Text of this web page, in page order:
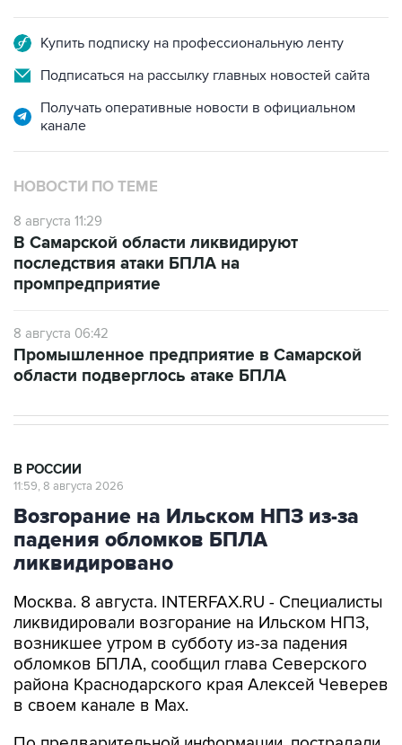
Подписаться на рассылку главных новостей сайта
Получать оперативные новости в официальном
НОВОСТИ ПО ТЕМЕ
8 августа 11:29
последствия атаки БПЛА на
промпредприятие
8 августа 06:42
области подверглось атаке БПЛА
Возгорание на Ильском НПЗ из-за
падения обломков БПЛА
ликвидировано
Москва. 8 августа. INTERFAX.RU - Специалисты
возникшее утром в субботу из-за падения
обломков БПЛА, сообщил глава Северского
района Краснодарского края Алексей Чеверев
в своем канале в Max.
По предварительной информации, пострадали